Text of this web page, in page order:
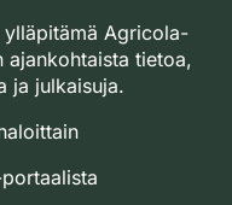
ylläpitämä Agricola-
tietoa,
ja julkaisuja.